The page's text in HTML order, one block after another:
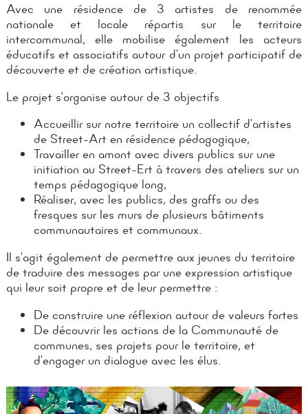
Avec une résidence de 3 artistes de renommée
nationale et locale répartis sur le territoire
intercommunal, elle mobilise également les acteurs
éducatifs et associatifs autour d’un projet participatif de
découverte et de création artistique.
Le projet s’organise autour de 3 objectifs
Accueillir sur notre territoire un collectif d’artistes
de Street-Art en résidence pédagogique,
Travailler en amont avec divers publics sur une
initiation au Street-Ert à travers des ateliers sur un
temps pédagogique long,
Réaliser, avec les publics, des graffs ou des
fresques sur les murs de plusieurs bâtiments
communautaires et communaux.
Il s’agit également de permettre aux jeunes du territoire
de traduire des messages par une expression artistique
qui leur soit propre et de leur permettre :
De construire une réflexion autour de valeurs fortes
De découvrir les actions de la Communauté de
communes, ses projets pour le territoire, et
d’engager un dialogue avec les élus.